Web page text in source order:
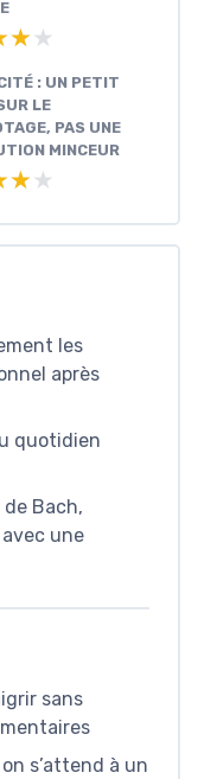
: UN PETIT
LE
PAS UNE
MINCEUR
les
après
quotidien
Bach,
une
sans
s’attend à un